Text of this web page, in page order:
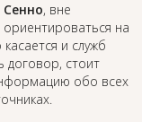
Сенно, вне
на
и служб
договор, стоит
обо всех